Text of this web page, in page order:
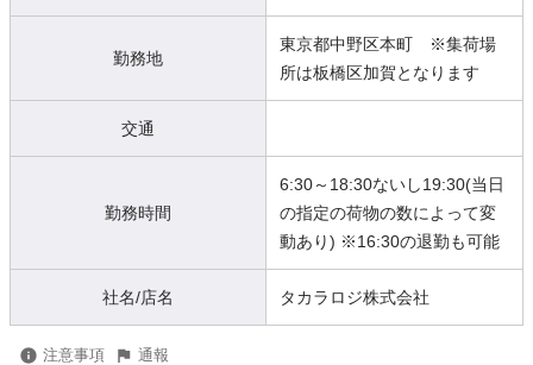
勤務地
東京都中野区本町 ※集荷場
所は板橋区加賀となります
交通
勤務時間
6:30～18:30ないし19:30(当日
の指定の荷物の数によって変
動あり) ※16:30の退勤も可能
社名/店名 タカラロジ株式会社
注意事項 通報